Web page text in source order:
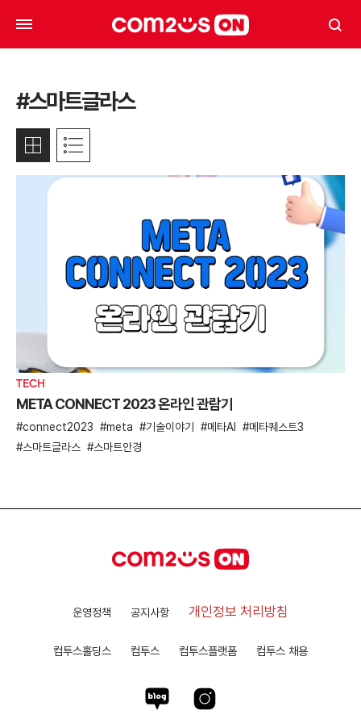
#스마트글라스
TECH
META CONNECT 2023 온라인 관람기
connect2023 meta 기술이야기 메타AI
메타퀘스트3
스마트글라스
스마트안경
운영정책 공지사항 개인정보 처리방침
컴투스홀딩스 컴투스 컴투스플랫폼 컴투스 채용